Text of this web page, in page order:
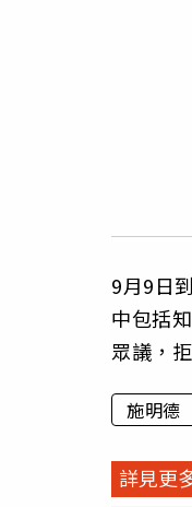
9月9日
中包括
眾議，
施明德
詳見更